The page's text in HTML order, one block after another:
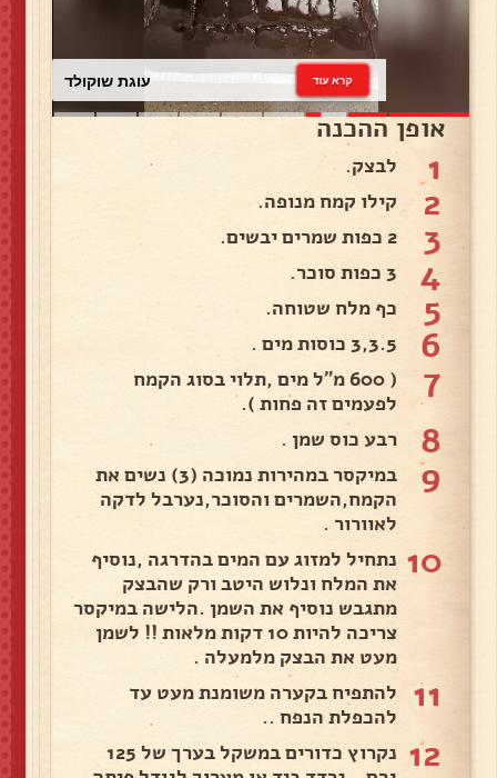
עוגת שוקולד קרא עוד
אופן ההכנה
1 לבצק.
2 קילו קמח מנופה.
3 2 כפות שמרים יבשים.
4 3 כפות סוכר.
5 כף מלח שטוחה.
6 3,3.5 כוסות מים .
7
( 600 מ"ל מים ,תלוי בסוג הקמח
לפעמים זה פחות ).
8 רבע כוס שמן .
9
במיקסר במהירות נמוכה (3) נשים את
הקמח,השמרים והסוכר,נערבל לדקה
לאוורור .
10 נתחיל למזוג עם המים בהדרגה ,נוסיף
את המלח ונלוש היטב ורק שהבצק
מתגבש נוסיף את השמן .הלישה במיקסר
צריכה להיות 10 דקות מלאות !! לשמן
מעט את הבצק מלמעלה .
11
להתפיח בקערה משומנת מעט עד
להכפלת הנפח ..
12
נקרוץ כדורים במשקל בערך של 125